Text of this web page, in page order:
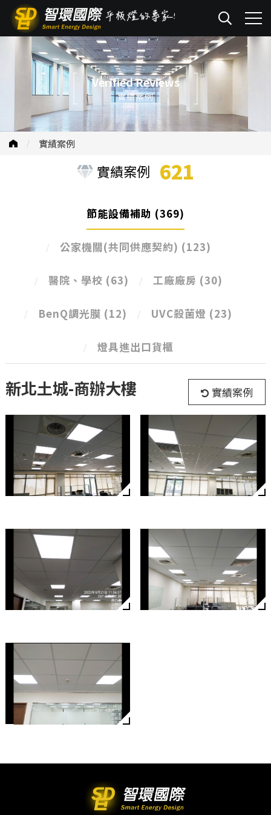
Verified Reviews
實績案例
實績案例
實績案例 621
節能設備補助 (369)
公家機關(共同供應契約) (123)
醫院、學校 (63) 工廠廠房 (30)
BenQ調光膜 (12) UVC殺菌燈 (23)
燈具進出口貨櫃
新北土城-商辦大樓 實績案例